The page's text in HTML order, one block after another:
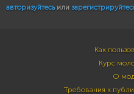
авторизуйтесьили
Как
Курс
О
Требования к